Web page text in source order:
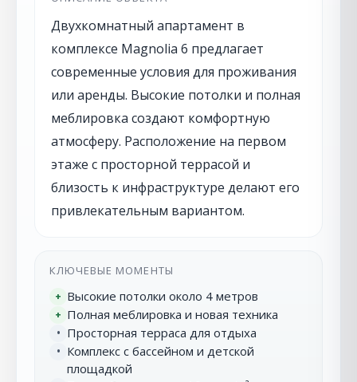
Двухкомнатный апартамент в
комплексе Magnolia 6 предлагает
современные условия для проживания
или аренды. Высокие потолки и полная
меблировка создают комфортную
атмосферу. Расположение на первом
этаже с просторной террасой и
близость к инфраструктуре делают его
привлекательным вариантом.
КЛЮЧЕВЫЕ МОМЕНТЫ
+ Высокие потолки около 4 метров
+ Полная меблировка и новая техника
• Просторная терраса для отдыха
• Комплекс с бассейном и детской
площадкой